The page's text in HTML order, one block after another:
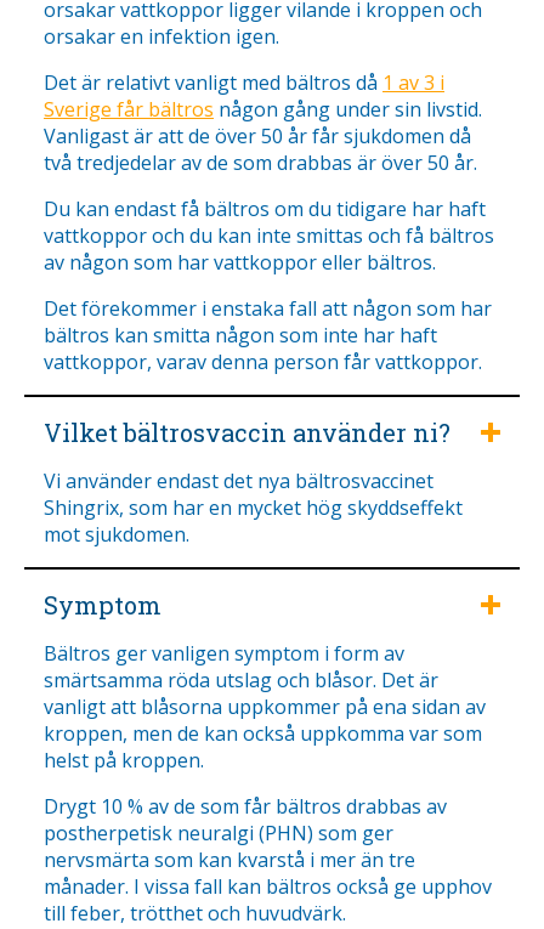
orsakar vattkoppor ligger vilande i kroppen och
orsakar en infektion igen.
Det är relativt vanligt med bältros då 1 av 3 i
Sverige får bältros någon gång under sin livstid.
Vanligast är att de över 50 år får sjukdomen då
två tredjedelar av de som drabbas är över 50 år.
Du kan endast få bältros om du tidigare har haft
vattkoppor och du kan inte smittas och få bältros
av någon som har vattkoppor eller bältros.
Det förekommer i enstaka fall att någon som har
bältros kan smitta någon som inte har haft
vattkoppor, varav denna person får vattkoppor.
Vilket bältrosvaccin använder ni?
Vi använder endast det nya bältrosvaccinet
Shingrix, som har en mycket hög skyddseffekt
mot sjukdomen.
Symptom
Bältros ger vanligen symptom i form av
smärtsamma röda utslag och blåsor. Det är
vanligt att blåsorna uppkommer på ena sidan av
kroppen, men de kan också uppkomma var som
helst på kroppen.
Drygt 10 % av de som får bältros drabbas av
postherpetisk neuralgi (PHN) som ger
nervsmärta som kan kvarstå i mer än tre
månader. I vissa fall kan bältros också ge upphov
till feber, trötthet och huvudvärk.